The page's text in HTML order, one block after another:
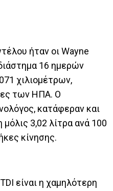
ήταν οι Wayne
16 ημερών
χιλιομέτρων,
των ΗΠΑ. O
κατάφεραν και
3,02 λίτρα ανά 100
κίνησης.
είναι η χαμηλότερη